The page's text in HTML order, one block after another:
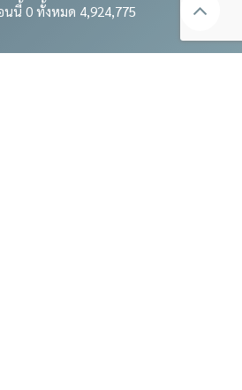
นนี้ 0 ทั้งหมด 4,924,775